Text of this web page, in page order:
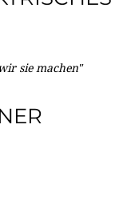
sie machen"